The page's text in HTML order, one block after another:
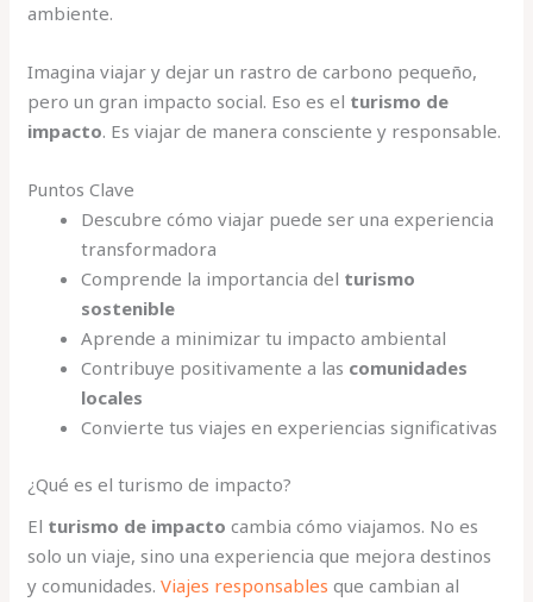
ambiente.
Imagina viajar y dejar un rastro de carbono pequeño,
pero un gran impacto social. Eso es el turismo de
impacto. Es viajar de manera consciente y responsable.
Puntos Clave
Descubre cómo viajar puede ser una experiencia
transformadora
Comprende la importancia del turismo
sostenible
Aprende a minimizar tu impacto ambiental
Contribuye positivamente a las comunidades
locales
Convierte tus viajes en experiencias significativas
¿Qué es el turismo de impacto?
El turismo de impacto cambia cómo viajamos. No es
solo un viaje, sino una experiencia que mejora destinos
y comunidades.Viajes responsables que cambian al